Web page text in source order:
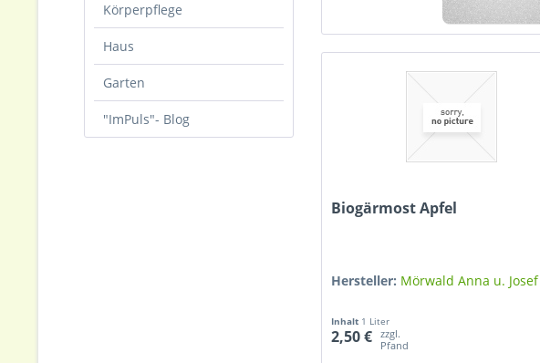
Körperpflege
Haus
Garten
"ImPuls"- Blog
Biogärmost Apfel
Hersteller: Mörwald Anna u. Josef
Inhalt 1 Liter
2,50 €
zzgl.
Pfand